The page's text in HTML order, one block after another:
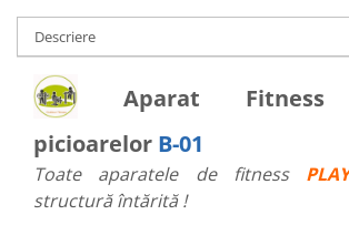
Descriere
Aparat Fitness
picioarelor B-01
Toate aparatele de fitness
structură întărită !